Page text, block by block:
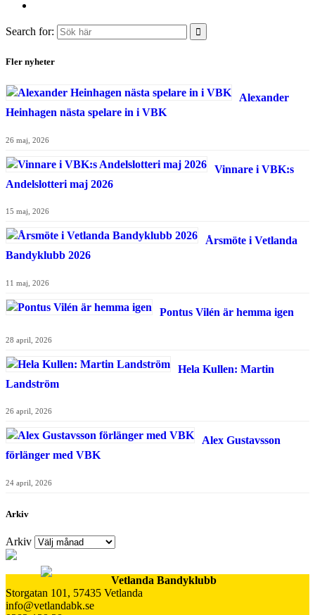
Search for:
Fler nyheter
Alexander
Heinhagen nästa spelare in i VBK
26 maj, 2026
Vinnare i VBK:s
Andelslotteri maj 2026
15 maj, 2026
Årsmöte i Vetlanda
Bandyklubb 2026
11 maj, 2026
Pontus Vilén är hemma igen
28 april, 2026
Hela Kullen: Martin
Landström
26 april, 2026
Alex Gustavsson
förlänger med VBK
24 april, 2026
Arkiv
Arkiv
Vetlanda Bandyklubb
Storgatan 101, 57435 Vetlanda
info@vetlandabk.se